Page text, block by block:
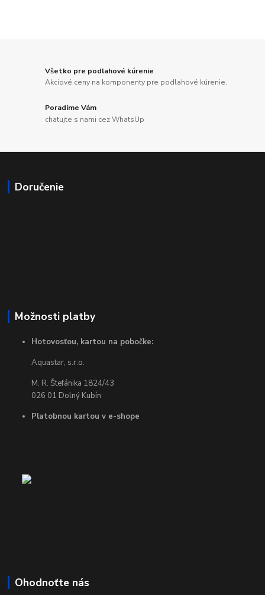
Všetko pre podlahové kúrenie
Akciové ceny na komponenty pre podlahové kúrenie.
Poradíme Vám
chatujte s nami cez WhatsUp
Doručenie
Možnosti platby
Hotovosťou, kartou na pobočke:
Aquastar, s.r.o.
M. R. Štefánika 1824/43
026 01 Dolný Kubín
Platobnou kartou v e-shope
Ohodnoťte nás